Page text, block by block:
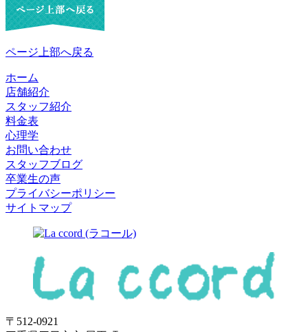
ページ上部へ戻る
ホーム
店舗紹介
スタッフ紹介
料金表
心理学
お問い合わせ
スタッフブログ
卒業生の声
プライバシーポリシー
サイトマップ
〒512-0921